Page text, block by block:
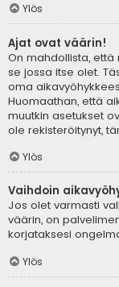
Ylös
Ajat ovat väärin!
On mahdollista,
se jossa itse olet.
oma
Huomaathan, että
muutkin asetukset
ole rekisteröitynyt,
Ylös
Vaihdoin
Jos olet varmasti
väärin, on
korjataksesi
Ylös